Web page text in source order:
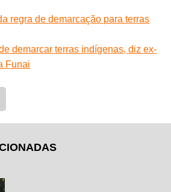
regra de demarcação para terras
demarcar terras indígenas, diz ex-
Funai